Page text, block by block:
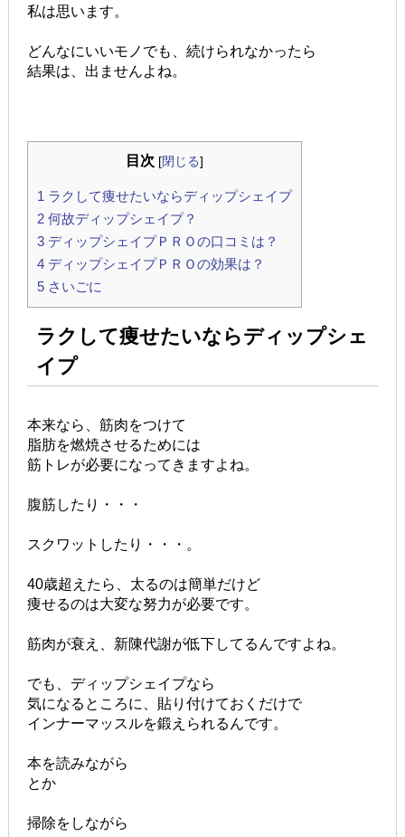
私は思います。
どんなにいいモノでも、続けられなかったら
結果は、出ませんよね。
目次 [閉じる]
1 ラクして痩せたいならディップシェイプ
2何故ディップシェイプ？
3ディップシェイプＰＲＯの口コミは？
4ディップシェイプＰＲＯの効果は？
5さいごに
ラクして痩せたいならディップシェ
イプ
本来なら、筋肉をつけて
脂肪を燃焼させるためには
筋トレが必要になってきますよね。
腹筋したり・・・
スクワットしたり・・・。
40歳超えたら、太るのは簡単だけど
痩せるのは大変な努力が必要です。
筋肉が衰え、新陳代謝が低下してるんですよね。
でも、ディップシェイプなら
気になるところに、貼り付けておくだけで
インナーマッスルを鍛えられるんです。
本を読みながら
とか
掃除をしながら